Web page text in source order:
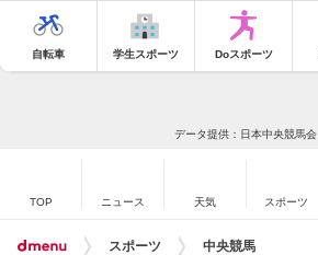
自転車 学生スポーツ Doスポーツ
データ提供：日本中央競馬会
TOP ニュース 天気 スポーツ
スポーツ 中央競馬